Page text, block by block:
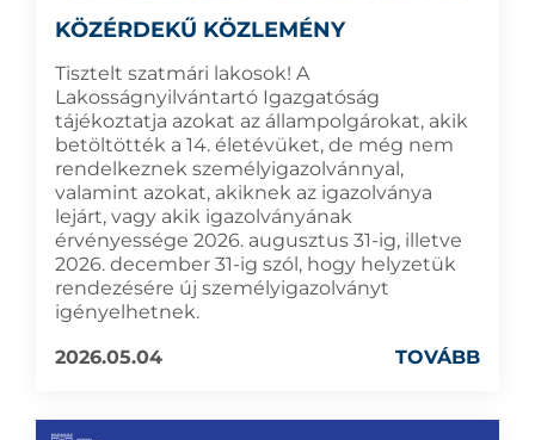
KÖZÉRDEKŰ KÖZLEMÉNY
Tisztelt szatmári lakosok! A
Lakosságnyilvántartó Igazgatóság
tájékoztatja azokat az állampolgárokat, akik
betöltötték a 14. életévüket, de még nem
rendelkeznek személyigazolvánnyal,
valamint azokat, akiknek az igazolványa
lejárt, vagy akik igazolványának
érvényessége 2026. augusztus 31-ig, illetve
2026. december 31-ig szól, hogy helyzetük
rendezésére új személyigazolványt
igényelhetnek.
2026.05.04
TOVÁBB